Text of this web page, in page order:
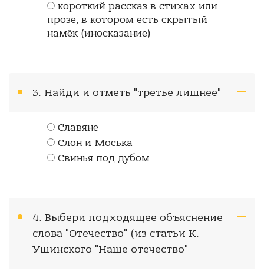
короткий рассказ в стихах или
прозе, в котором есть скрытый
намёк (иносказание)
3. Найди и отметь "третье лишнее"
Славяне
Слон и Моська
Свинья под дубом
4. Выбери подходящее объяснение
слова "Отечество" (из статьи К.
Ушинского "Наше отечество"